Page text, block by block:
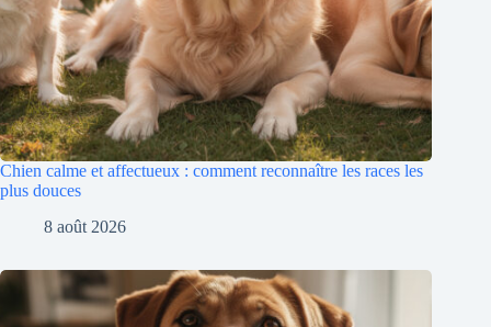
Chien calme et affectueux : comment reconnaître les races les
plus douces
8 août 2026